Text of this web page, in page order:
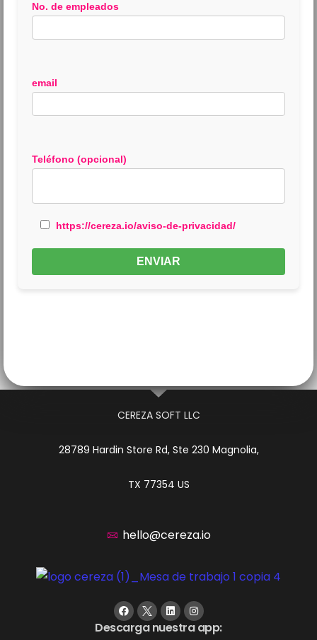
No. de empleados
email
Teléfono (opcional)
https://cereza.io/aviso-de-privacidad/
CEREZA SOFT LLC
28789 Hardin Store Rd, Ste 230 Magnolia,
TX 77354 US
hello@cereza.io
Descarga nuestra app: